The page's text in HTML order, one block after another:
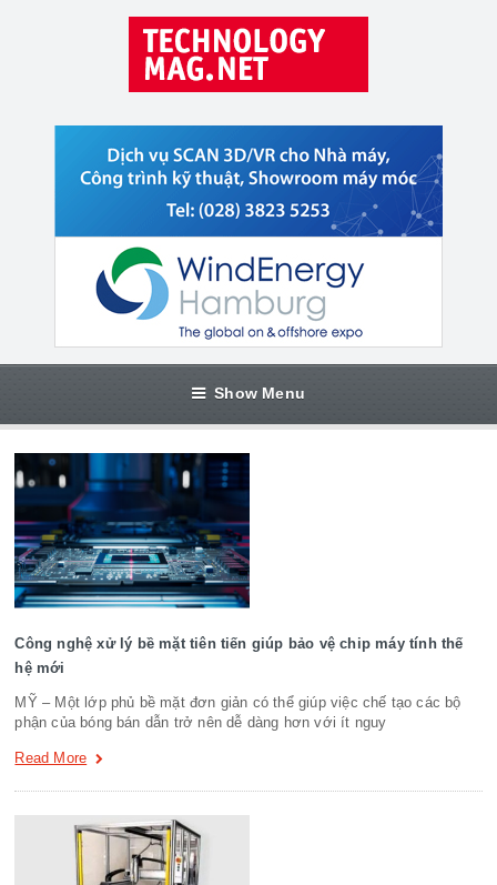
Show Menu
Công nghệ xử lý bề mặt tiên tiến giúp bảo vệ chip máy tính thế
hệ mới
MỸ – Một lớp phủ bề mặt đơn giản có thể giúp việc chế tạo các bộ
phận của bóng bán dẫn trở nên dễ dàng hơn với ít nguy
Read More